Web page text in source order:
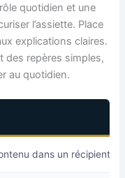
quotidien et une
l’assiette. Place
explications claires.
des repères simples,
au quotidien.
dans un récipient